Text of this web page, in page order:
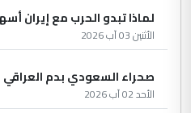
لماذا تبدو الحرب مع إيران
الأثنين 03 آب 2026
صحراء السعودي بدم العراقي
الأحد 02 آب 2026